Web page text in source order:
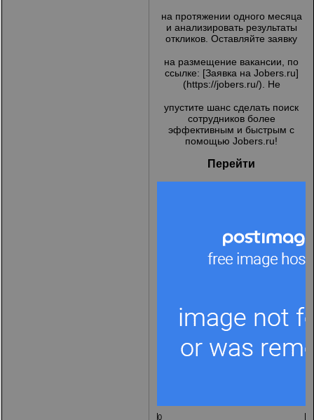
на протяжении одного месяца
и анализировать результаты
откликов. Оставляйте заявку
на размещение вакансии, по
ссылке: [Заявка на Jobers.ru]
(https://jobers.ru/). Не
упустите шанс сделать поиск
сотрудников более
эффективным и быстрым с
помощью Jobers.ru!
Перейти
0